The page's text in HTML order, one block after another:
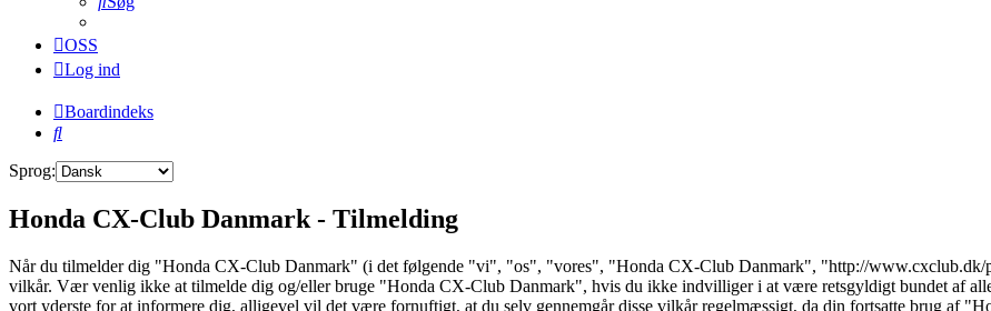
OSS
Log ind
Boardindeks
Søg
Sprog:
Honda CX-Club Danmark - Tilmelding
Når du tilmelder dig "Honda CX-Club Danmark" (i det følgende "vi", "os", "vores", "Honda CX-Club Danmark", "http://www.cxclub.dk/
vilkår. Vær venlig ikke at tilmelde dig og/eller bruge "Honda CX-Club Danmark", hvis du ikke indvilliger i at være retsgyldigt bundet af
vort yderste for at informere dig, alligevel vil det være fornuftigt, at du selv gennemgår disse vilkår regelmæssigt, da din fortsatte brug af